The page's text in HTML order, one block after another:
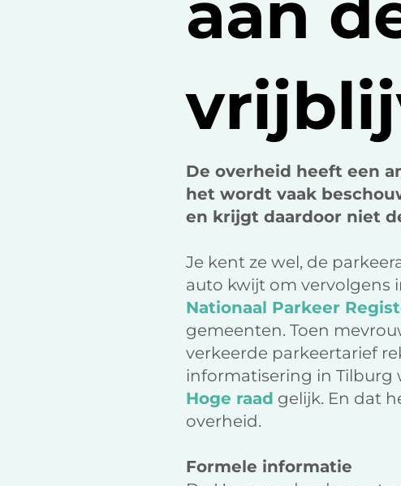
De overheid heeft een
het wordt vaak
en krijgt daardoor niet
Je kent ze wel, de
auto kwijt om vervolgens
Nationaal Parkeer
gemeenten. Toen
verkeerde parkeertarief
informatisering in Tilburg
Hoge raad gelijk. En dat
overheid.
Formele informatie